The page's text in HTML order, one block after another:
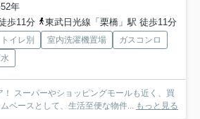
年
歩11分
東武日光線「栗橋」駅 徒歩11分
イレ別 室内洗濯機置場
ガスコンロ
スーパーやショッピングモールも近く、買
ベースとして、生活至便な物件... もっと見る